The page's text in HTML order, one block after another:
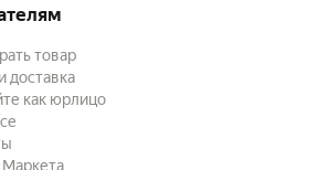
товар
доставка
как юрлицо